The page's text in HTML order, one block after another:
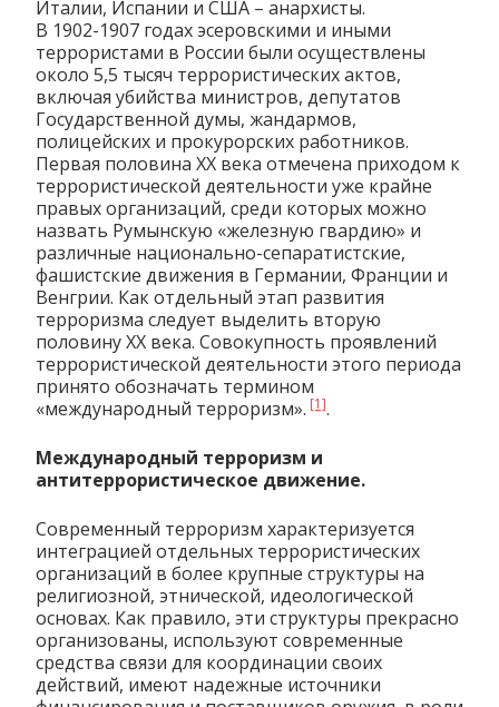
Италии, Испании и США – анархисты.
В 1902-1907 годах эсеровскими и иными
террористами в России были осуществлены
около 5,5 тысяч террористических актов,
включая убийства министров, депутатов
Государственной думы, жандармов,
полицейских и прокурорских работников.
Первая половина XX века отмечена приходом к
террористической деятельности уже крайне
правых организаций, среди которых можно
назвать Румынскую «железную гвардию» и
различные национально-сепаратистские,
фашистские движения в Германии, Франции и
Венгрии. Как отдельный этап развития
терроризма следует выделить вторую
половину XX века. Совокупность проявлений
террористической деятельности этого периода
принято обозначать термином
«международный терроризм». [1].
Международный терроризм и
антитеррористическое движение.
Современный терроризм характеризуется
интеграцией отдельных террористических
организаций в более крупные структуры на
религиозной, этнической, идеологической
основах. Как правило, эти структуры прекрасно
организованы, используют современные
средства связи для координации своих
действий, имеют надежные источники